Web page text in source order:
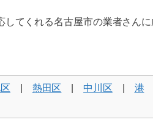
してくれる名古屋市の業者さんに
熱田区 |中川区
港